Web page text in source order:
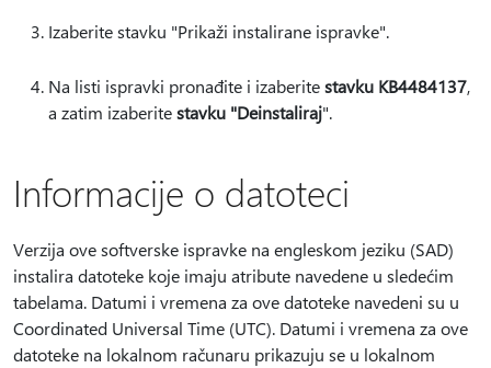
Izaberite stavku "Prikaži instalirane ispravke".
Na listi ispravki pronađite i izaberitestavku KB4484137,
a zatim izaberitestavku "Deinstaliraj".
Informacije o datoteci
Verzija ove softverske ispravke na engleskom jeziku (SAD)
instalira datoteke koje imaju atribute navedene u sledećim
tabelama. Datumi i vremena za ove datoteke navedeni su u
Coordinated Universal Time (UTC). Datumi i vremena za ove
datoteke na lokalnom računaru prikazuju se u lokalnom